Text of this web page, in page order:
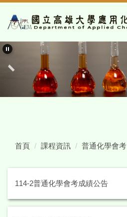
到
主
要
內
容
首頁 課程資訊 普通化學會考
114-2普通化學會考成績公告